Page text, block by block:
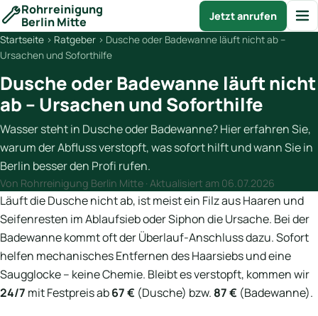
Rohrreinigung
Berlin Mitte
Jetzt anrufen
Startseite › Ratgeber › Dusche oder Badewanne läuft nicht ab –
Ursachen und Soforthilfe
Dusche oder Badewanne läuft nicht
ab – Ursachen und Soforthilfe
Wasser steht in Dusche oder Badewanne? Hier erfahren Sie,
warum der Abfluss verstopft, was sofort hilft und wann Sie in
Berlin besser den Profi rufen.
Von Rohrreinigung Berlin Mitte · Aktualisiert am 06.07.2026
Läuft die Dusche nicht ab, ist meist ein Filz aus Haaren und
Seifenresten im Ablaufsieb oder Siphon die Ursache. Bei der
Badewanne kommt oft der Überlauf-Anschluss dazu. Sofort
helfen mechanisches Entfernen des Haarsiebs und eine
Saugglocke – keine Chemie. Bleibt es verstopft, kommen wir
24/7 mit Festpreis ab67 € (Dusche) bzw. 87 € (Badewanne).